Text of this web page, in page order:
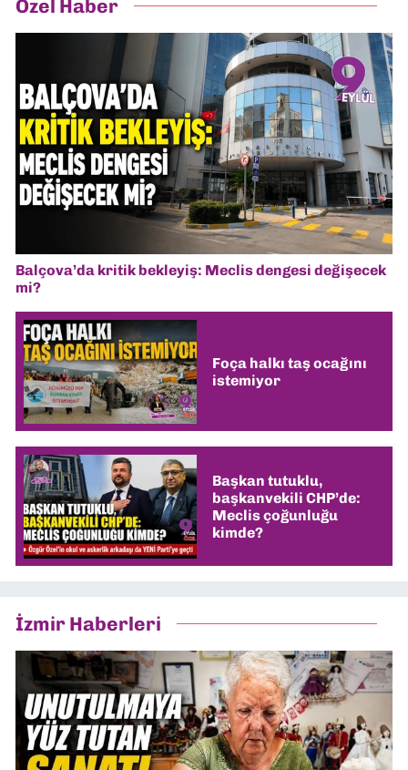
Özel Haber
Balçova’da kritik bekleyiş: Meclis dengesi değişecek
mi?
Foça halkı taş ocağını
istemiyor
Başkan tutuklu,
başkanvekili CHP’de:
Meclis çoğunluğu
kimde?
İzmir Haberleri